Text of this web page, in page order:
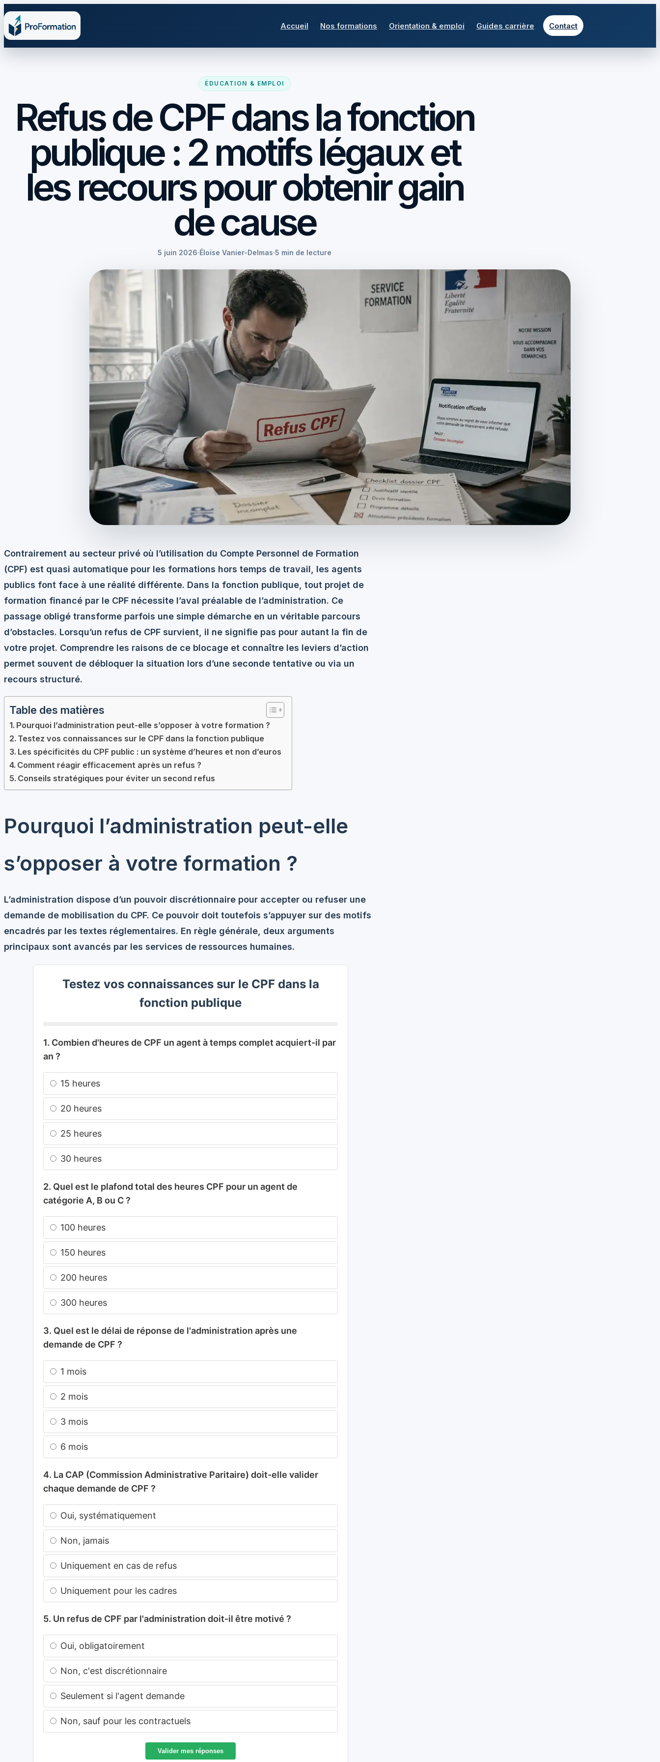
Accueil Nos formations Orientation & emploi Guides carrière Contact
ÉDUCATION & EMPLOI
Refus de CPF dans la fonction
publique : 2 motifs légaux et
les recours pour obtenir gain
de cause
5 juin 2026·Éloïse Vanier-Delmas·5 min de lecture
Contrairement au secteur privé où l’utilisation du Compte Personnel de Formation
(CPF) est quasi automatique pour les formations hors temps de travail, les agents
publics font face à une réalité différente. Dans la fonction publique, tout projet de
formation financé par le CPF nécessite l’aval préalable de l’administration. Ce
passage obligé transforme parfois une simple démarche en un véritable parcours
d’obstacles. Lorsqu’un refus de CPF survient, il ne signifie pas pour autant la fin de
votre projet. Comprendre les raisons de ce blocage et connaître les leviers d’action
permet souvent de débloquer la situation lors d’une seconde tentative ou via un
recours structuré.
Table des matières
Pourquoi l’administration peut-elle s’opposer à votre formation ?
Testez vos connaissances sur le CPF dans la fonction publique
Les spécificités du CPF public : un système d’heures et non d’euros
Comment réagir efficacement après un refus ?
Conseils stratégiques pour éviter un second refus
Pourquoi l’administration peut-elle
s’opposer à votre formation ?
L’administration dispose d’un pouvoir discrétionnaire pour accepter ou refuser une
demande de mobilisation du CPF. Ce pouvoir doit toutefois s’appuyer sur des motifs
encadrés par les textes réglementaires. En règle générale, deux arguments
principaux sont avancés par les services de ressources humaines.
Testez vos connaissances sur le CPF dans la
fonction publique
1. Combien d'heures de CPF un agent à temps complet acquiert-il par
an ?
15 heures
20 heures
25 heures
30 heures
2. Quel est le plafond total des heures CPF pour un agent de
catégorie A, B ou C ?
100 heures
150 heures
200 heures
300 heures
3. Quel est le délai de réponse de l'administration après une
demande de CPF ?
1 mois
2 mois
3 mois
6 mois
4. La CAP (Commission Administrative Paritaire) doit-elle valider
chaque demande de CPF ?
Oui, systématiquement
Non, jamais
Uniquement en cas de refus
Uniquement pour les cadres
5. Un refus de CPF par l'administration doit-il être motivé ?
Oui, obligatoirement
Non, c'est discrétionnaire
Seulement si l'agent demande
Non, sauf pour les contractuels
Valider mes réponses